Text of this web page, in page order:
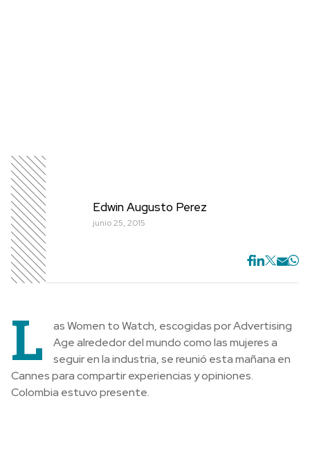
Edwin Augusto Perez
junio 25, 2015
L
as Women to Watch, escogidas por Advertising
Age alrededor del mundo como las mujeres a
seguir en la industria, se reunió esta mañana en
Cannes para compartir experiencias y opiniones.
Colombia estuvo presente.